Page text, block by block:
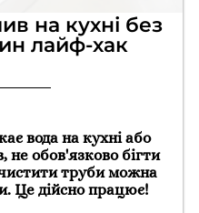
на кухні без
лайф-хак
вода на кухні або
не обов'язково бігти
труби можна
Це дійсно працює!